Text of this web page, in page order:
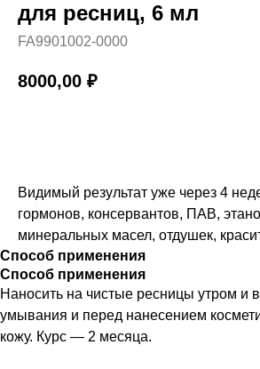
для ресниц, 6 мл
FA9901002-0000
8000,00 ₽
Видимый результат уже через 4
гормонов, консервантов, ПАВ,
минеральных масел, отдушек,
Способ применения
Способ применения
Наносить на чистые ресницы утром и
умывания и перед нанесением
кожу. Курс — 2 месяца.